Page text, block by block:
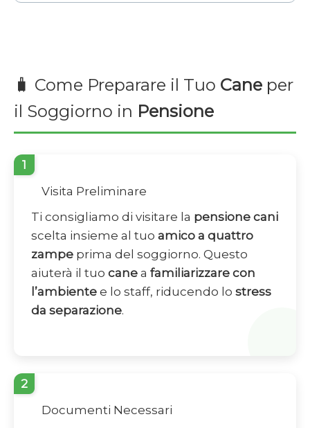
🧳 Come Preparare il Tuo Cane per
il Soggiorno in Pensione
1
Visita Preliminare
Ti consigliamo di visitare la pensione cani
scelta insieme al tuo amico a quattro
zampe prima del soggiorno. Questo
aiuterà il tuo cane a familiarizzare con
l’ambiente e lo staff, riducendo lo stress
da separazione.
2
Documenti Necessari